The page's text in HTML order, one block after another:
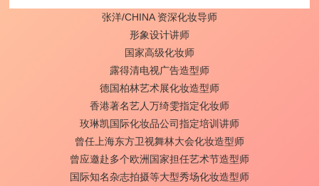
张洋/CHINA 资深化妆导师
形象设计讲师
国家高级化妆师
露得清电视广告造型师
德国柏林艺术展化妆造型师
香港著名艺人万绮雯指定化妆师
玫琳凯国际化妆品公司指定培训讲师
曾任上海东方卫视舞林大会化妆造型师
曾应邀赴多个欧洲国家担任艺术节造型师
国际知名杂志拍摄等大型秀场化妆造型师